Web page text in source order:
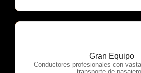
Gran Equipo
Conductores profesionales con
transporte de
OTP Servicios